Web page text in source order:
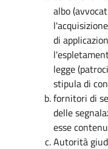
albo
di
legge
stipula di
fornitori di
delle
esse
Autorità